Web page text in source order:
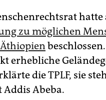
hatte
zu möglichen
erhebliche
die TPLF, sie
Abeba.